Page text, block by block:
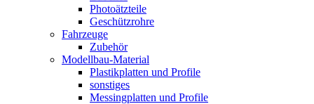
Photoätzteile
Geschützrohre
Fahrzeuge
Zubehör
Modellbau-Material
Plastikplatten und Profile
sonstiges
Messingplatten und Profile